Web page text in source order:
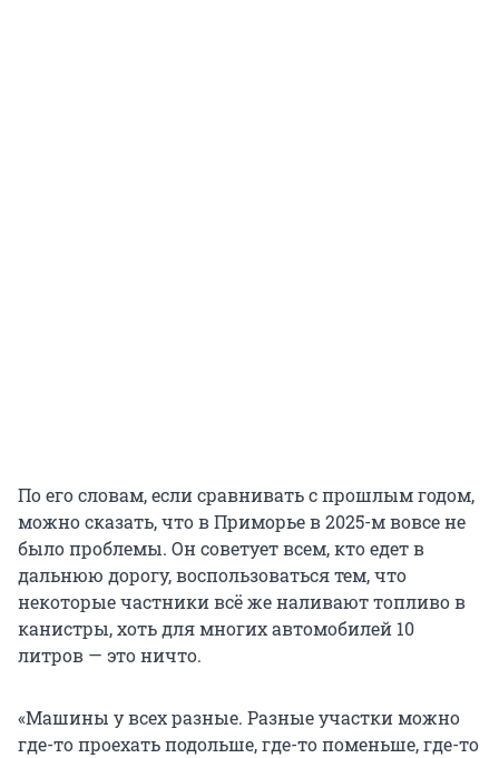
По его словам, если сравнивать с прошлым годом,
можно сказать, что в Приморье в2025-мвовсе не
было проблемы. Он советует всем, кто едет в
дальнюю дорогу, воспользоваться тем, что
некоторые частники всё же наливают топливо в
канистры, хоть для многих автомобилей 10
литров — это ничто.
«Машины у всех разные. Разные участки можно
где-то проехать подольше, где-то поменьше, где-то